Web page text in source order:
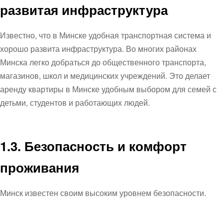
развитая инфраструктура
Известно, что в Минске удобная транспортная система и
хорошо развита инфраструктура. Во многих районах
Минска легко добраться до общественного транспорта,
магазинов, школ и медицинских учреждений. Это делает
аренду квартиры в Минске удобным выбором для семей с
детьми, студентов и работающих людей.
1.3. Безопасность и комфорт
проживания
Минск известен своим высоким уровнем безопасности.